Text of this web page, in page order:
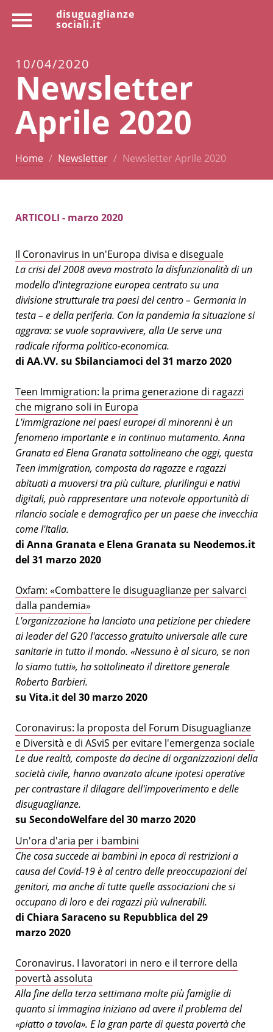
disuguaglianze
sociali.it
10/04/2020
Newsletter
Aprile 2020
Home Newsletter Newsletter Aprile 2020
ARTICOLI - marzo 2020
Il Coronavirus in un'Europa divisa e diseguale
La crisi del 2008 aveva mostrato la disfunzionalità di un
modello d'integrazione europea centrato su una
divisione strutturale tra paesi del centro – Germania in
testa – e della periferia. Con la pandemia la situazione si
aggrava: se vuole sopravvivere, alla Ue serve una
radicale riforma politico-economica.
di AA.VV. su Sbilanciamoci del 31 marzo 2020
Teen Immigration: la prima generazione di ragazzi
che migrano soli in Europa
L'immigrazione nei paesi europei di minorenni è un
fenomeno importante e in continuo mutamento. Anna
Granata ed Elena Granata sottolineano che oggi, questa
Teen immigration, composta da ragazze e ragazzi
abituati a muoversi tra più culture, plurilingui e nativi
digitali, può rappresentare una notevole opportunità di
rilancio sociale e demografico per un paese che invecchia
come l'Italia.
di Anna Granata e Elena Granata su Neodemos.it
del 31 marzo 2020
Oxfam: «Combattere le disuguaglianze per salvarci
dalla pandemia»
L'organizzazione ha lanciato una petizione per chiedere
ai leader del G20 l'accesso gratuito universale alle cure
sanitarie in tutto il mondo. «Nessuno è al sicuro, se non
lo siamo tutti», ha sottolineato il direttore generale
Roberto Barbieri.
su Vita.it del 30 marzo 2020
Coronavirus: la proposta del Forum Disuguaglianze
e Diversità e di ASviS per evitare l'emergenza sociale
Le due realtà, composte da decine di organizzazioni della
società civile, hanno avanzato alcune ipotesi operative
per contrastare il dilagare dell'impoverimento e delle
disuguaglianze.
su SecondoWelfare del 30 marzo 2020
Un'ora d'aria per i bambini
Che cosa succede ai bambini in epoca di restrizioni a
causa del Covid-19 è al centro delle preoccupazioni dei
genitori, ma anche di tutte quelle associazioni che si
occupano di loro e dei ragazzi più vulnerabili.
di Chiara Saraceno su Repubblica del 29
marzo 2020
Coronavirus. I lavoratori in nero e il terrore della
povertà assoluta
Alla fine della terza settimana molte più famiglie di
quanto si immagina iniziano ad avere il problema del
«piatto a tavola». E la gran parte di questa povertà che